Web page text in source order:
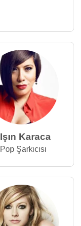
Işın Karaca
Pop Şarkıcısı